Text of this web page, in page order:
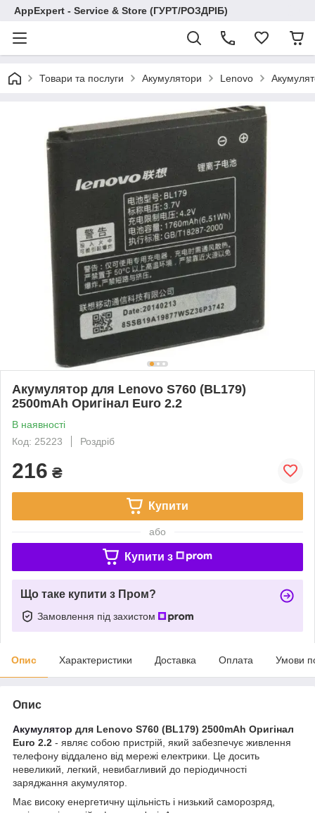
AppExpert - Service & Store (ГУРТ/РОЗДРІБ)
Товари та послуги Акумулятори Lenovo
Акумулятор для Lenovo S760 (BL179)
2500mAh Оригінал Euro 2.2
В наявності
Код: 25223
Роздріб
216 ₴
Купити
або
Купити з
Що таке купити з Пром?
Замовлення під захистом
Опис Характеристики Доставка Оплата Умови
Опис
Акумулятор для Lenovo S760 (BL179) 2500mAh Оригінал
Euro 2.2 - являє собою пристрій, який забезпечує живлення
телефону віддалено від мережі електрики. Це досить
невеликий, легкий, невибагливий до періодичності
заряджання акумулятор.
Має високу енергетичну щільність і низький саморозряд,